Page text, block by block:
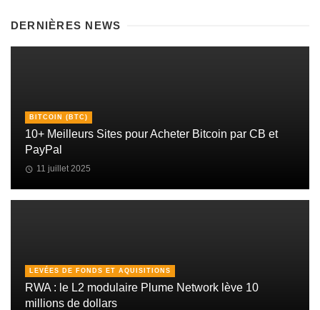
DERNIÈRES NEWS
BITCOIN (BTC)
10+ Meilleurs Sites pour Acheter Bitcoin par CB et
PayPal
11 juillet 2025
LEVÉES DE FONDS ET AQUISITIONS
RWA : le L2 modulaire Plume Network lève 10
millions de dollars